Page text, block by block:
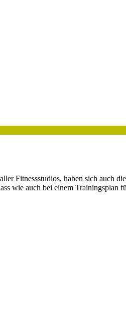
Fitnessstudios, haben sich auch
wie auch bei einem Trainingsplan